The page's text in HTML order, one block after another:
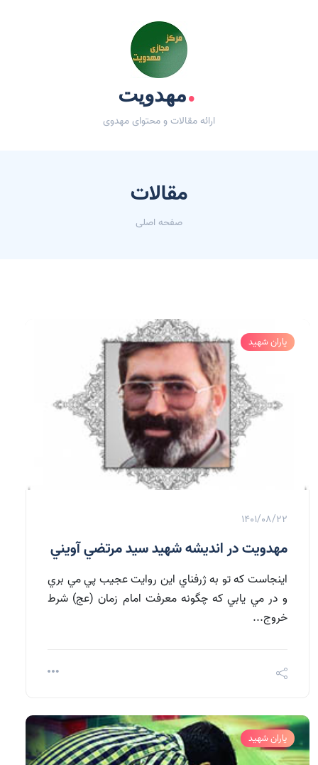
.مهدویت
ارائه مقالات و محتوای مهدوی
مقالات
صفحه اصلی
یاران شهید
1401/08/22
مهدويت در انديشه شهيد سيد مرتضي آويني
اينجاست كه تو به ژرفناي اين روايت عجيب پي مي بري
و در مي يابي كه چگونه معرفت امام زمان (عج) شرط
خروج...
یاران شهید